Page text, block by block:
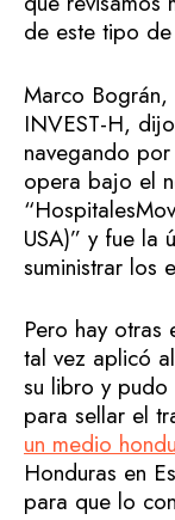
de este tipo
Marco
INVEST-H,
navegando
opera bajo el
USA)” y fue la
suministrar los
Pero hay otras
tal vez aplicó
su libro y
para sellar el
un medio
Honduras en
para que lo